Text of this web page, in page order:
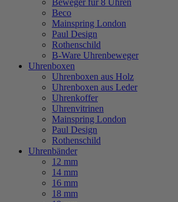
Beweger für 8 Uhren
Beco
Mainspring London
Paul Design
Rothenschild
B-Ware Uhrenbeweger
Uhrenboxen
Uhrenboxen aus Holz
Uhrenboxen aus Leder
Uhrenkoffer
Uhrenvitrinen
Mainspring London
Paul Design
Rothenschild
Uhrenbänder
12 mm
14 mm
16 mm
18 mm